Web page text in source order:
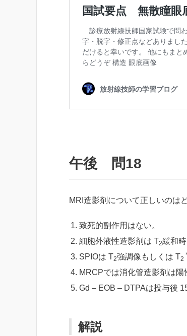
午後 問18
MRI造影剤について正しいのはど
致死的副作用はない。
細胞外液性造影剤は T2緩和
SPIOは T2強調像もしくは T2
MRCPでは消化管造影剤は陽
Gd – EOB – DTPAは投与後
解説